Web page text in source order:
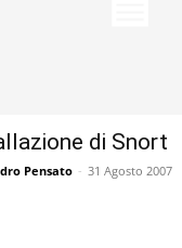
di Snort
Pensato - 31 Agosto 2007